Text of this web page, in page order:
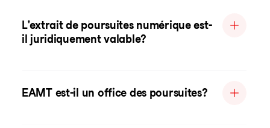
L'extrait de poursuites numérique est-
il juridiquement valable?
EAMT est-il un office des poursuites?